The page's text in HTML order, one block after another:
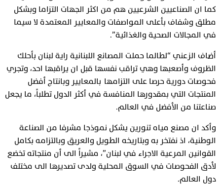
كما ان الصناعيين الشرعيين هم من اكثر الجهات التزاما وبشكل
مطلق وشفاف بأعلى المواصفات والمعايير المعتمدة لا سيما
في المجالات الصحية والغذائية”.
أضاف الزعني “لطالما حملت المصانع اللبنانية راية لبنان بأحلك
الظروف وأصعبها وهي تراقب نفسها قبل ان يراقبها احد، وتجري
فحوصات دورية حرصا على التزامها بالمعايير وبانتاج أفضل
المنتجات التي بمقدورها المنافسة في أكثر الدول تطلباً، ما يجعل
صناعتنا من الأفضل في العالم.
وأكد ان مصنع مياه تنورين يشكل نموذجا مشرفا من الصناعة
الوطنية، اذ نفتخر به وبتاريخه الطويل والعريق وبالتزامه بكامل
القوانين المرعية الاجراء في لبنان”، مشيراً الى أن منتجاته تخضع
لأدق الفحوصات في السوق المحلية ولدى تصديرها الى مختلف
دول العالم.